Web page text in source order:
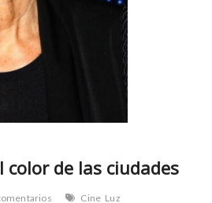
color de las ciudades
Cine Luz